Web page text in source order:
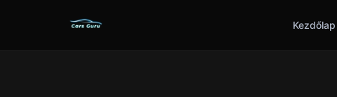
Kezdőlap